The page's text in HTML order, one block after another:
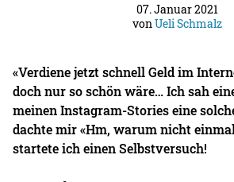
07. Januar 2021
vonUeli Schmalz
«Verdiene jetzt schnell Geld im
doch nur so schön wäre… Ich sah
meinen Instagram-Stories eine
dachte mir «Hm, warum nicht
startete ich einen Selbstversuch!